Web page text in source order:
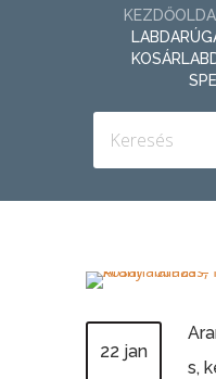
KEZDŐOLDAL
22 jan
s,